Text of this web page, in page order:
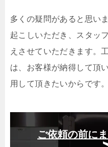
多くの疑問があると思い
起こしいただき、スタッ
えさせていただきます。
は、お客様が納得して頂
用して頂きたいからです。
ご依頼の前に